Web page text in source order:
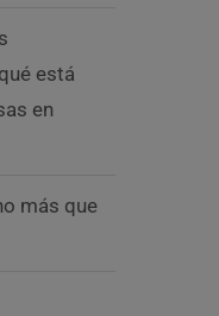
está
en
más que